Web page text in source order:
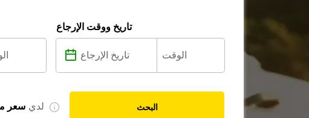
تاريخ ووقت الإرجاع
لدي سعر البحث